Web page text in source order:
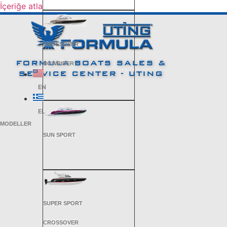
İçeriğe atla
FORMULA BOATS SALES &
SERVICE CENTER - UTING
EN
EL
MODELLER
CROSSOVER
BOWRIDER
SUN SPORT
SUPER SPORT
CROSSOVER